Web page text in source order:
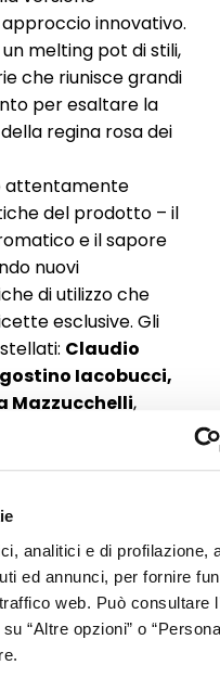
analitici e di profilazione,
ed annunci, per fornire
web. Può consultare
“Altre opzioni” o
innovativo.
melting pot di stili,
che riunisce grandi
per esaltare la
regina rosa dei
attentamente
del prodotto – il
e il sapore
nuovi
di utilizzo che
esclusive. Gli
Claudio
Iacobucci,
Mazzucchelli,
che ha riunito,
Factory, prestigiosi
Italia in un
protagonista è
L’appuntamento
entusiasmarmi, mi